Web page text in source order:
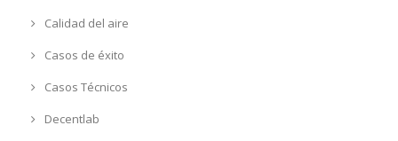
Calidad del aire
Casos de éxito
Casos Técnicos
Decentlab